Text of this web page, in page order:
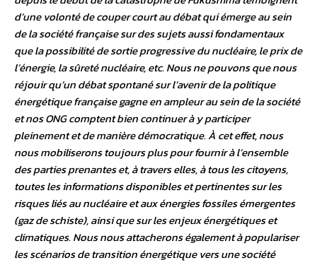
d’une volonté de couper court au débat qui émerge au sein
de la société française sur des sujets aussi fondamentaux
que la possibilité de sortie progressive du nucléaire, le prix de
l’énergie, la sûreté nucléaire, etc. Nous ne pouvons que nous
réjouir qu’un débat spontané sur l’avenir de la politique
énergétique française gagne en ampleur au sein de la société
et nos ONG comptent bien continuer à y participer
pleinement et de manière démocratique. À cet effet, nous
nous mobiliserons toujours plus pour fournir à l’ensemble
des parties prenantes et, à travers elles, à tous les citoyens,
toutes les informations disponibles et pertinentes sur les
risques liés au nucléaire et aux énergies fossiles émergentes
(gaz de schiste), ainsi que sur les enjeux énergétiques et
climatiques. Nous nous attacherons également à populariser
les scénarios de transition énergétique vers une société